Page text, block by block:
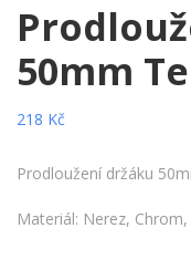
50mm
218 Kč
Prodloužení držáku
Materiál: Nerez,